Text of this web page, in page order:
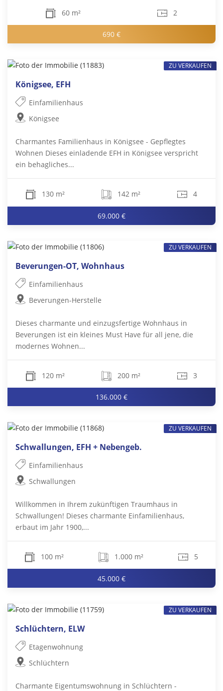
60 m² 2
690 €
Königsee, EFH
Einfamilienhaus
Königsee
Charmantes Familienhaus in Königsee - Gepflegtes
Wohnen Dieses einladende EFH in Königsee verspricht
ein behagliches...
130 m² 142 m² 4
69.000 €
ZU VERKAUFEN
Beverungen-OT, Wohnhaus
Einfamilienhaus
Beverungen-Herstelle
Dieses charmante und einzugsfertige Wohnhaus in
Beverungen ist ein kleines Must Have für all jene, die
modernes Wohnen...
120 m² 200 m² 3
136.000 €
ZU VERKAUFEN
Schwallungen, EFH + Nebengeb.
Einfamilienhaus
Schwallungen
Willkommen in Ihrem zukünftigen Traumhaus in
Schwallungen! Dieses charmante Einfamilienhaus,
erbaut im Jahr 1900,...
100 m² 1.000 m² 5
45.000 €
ZU VERKAUFEN
Schlüchtern, ELW
Etagenwohnung
Schlüchtern
Charmante Eigentumswohnung in Schlüchtern -
ZU VERKAUFEN